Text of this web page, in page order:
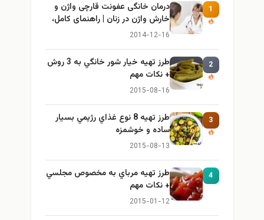
1
درمان خانگی عفونت قارچی واژن و
خارش واژن در زنان | راهنمای کامل،
ایمن و کاربردی
2014-12-16
2
طرز تهيه خیار شور خانگي به 3 روش
+ نكات مهم
2015-08-16
3
طرز تهيه 8 نوع غذاي رژيمي بسيار
ساده و خوشمزه
2015-08-13
4
طرز تهيه مرباي به مخصوص مجلسي
+ نكات مهم
2015-01-12